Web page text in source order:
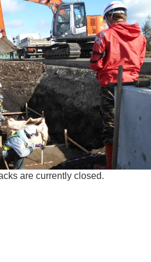
are currently closed.